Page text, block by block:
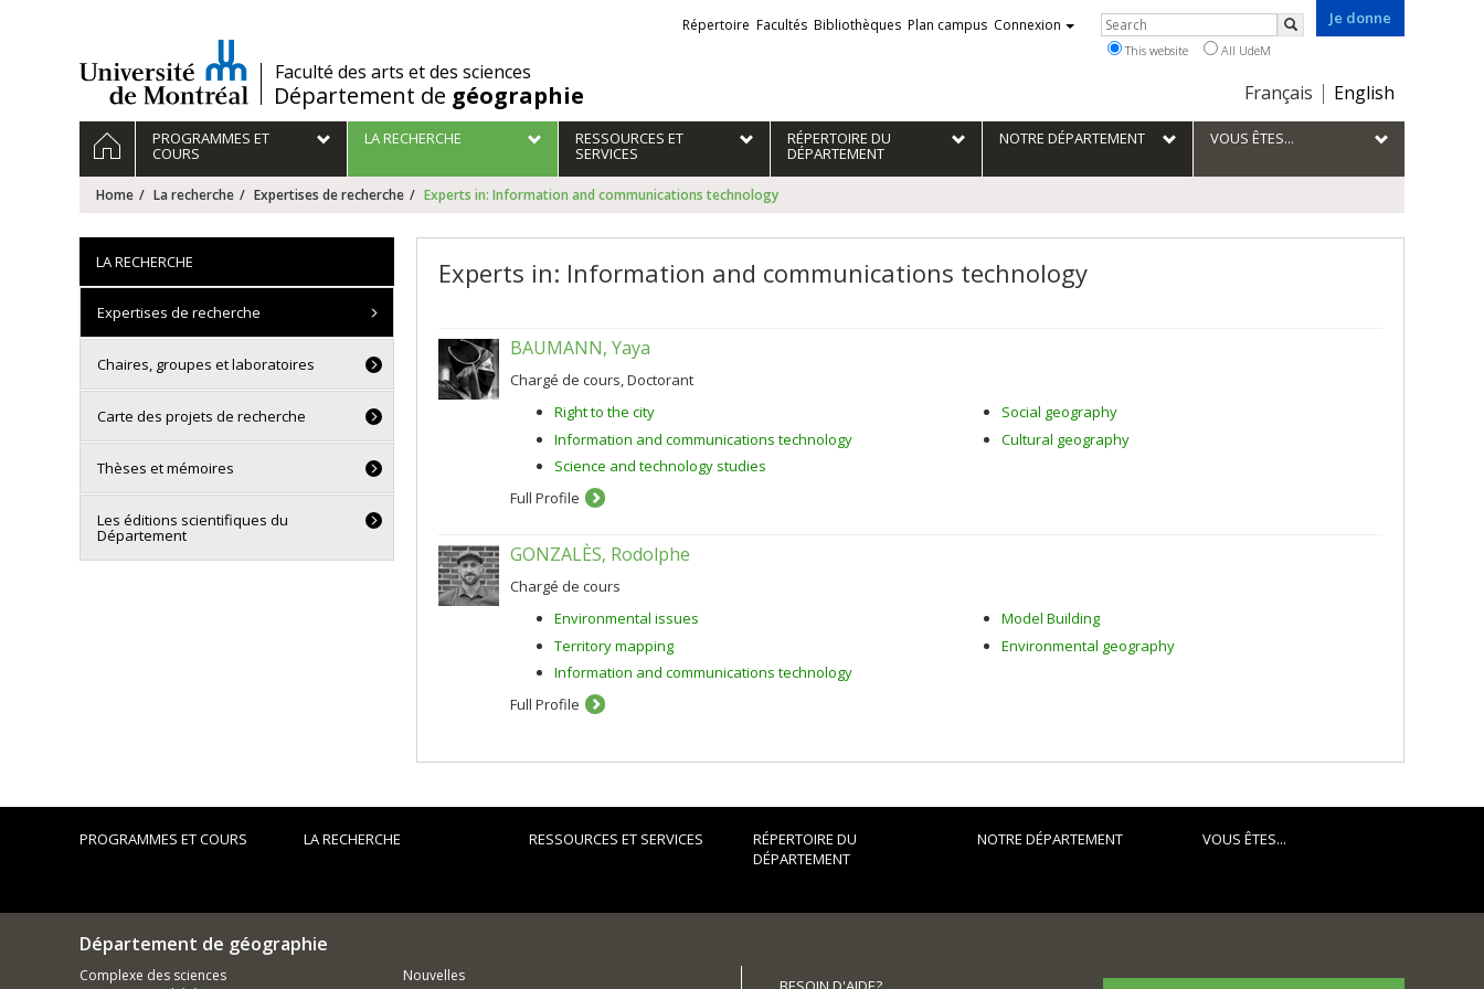
/Faculté des arts et des sciences
Département de géographie
Je donne
Choix
la
langue
Français English
Liens
externes
Répertoire Facultés Bibliothèques Plan campus Connexion Rechercher
Search
This website All UdeM
Navigation
principale
HOMEPROGRAMMES ET
COURS
LA RECHERCHE RESSOURCES ET
SERVICES
RÉPERTOIRE DU
DÉPARTEMENT
NOTRE DÉPARTEMENT VOUS ÊTES...
Home La recherche Expertises de recherche Experts in: Information and communications technology
Experts in: Information and communications technology
BAUMANN, Yaya
Chargé de cours, Doctorant
Right to the city
Information and communications technology
Science and technology studies
Social geography
Cultural geography
Full Profile
GONZALÈS, Rodolphe
Chargé de cours
Environmental issues
Territory mapping
Information and communications technology
Model Building
Environmental geography
Full Profile
LA RECHERCHE
Expertises de recherche
Chaires, groupes et laboratoires
Carte des projets de recherche
Thèses et mémoires
Les éditions scientifiques du
Département
PROGRAMMES ET COURS LA RECHERCHE RESSOURCES ET SERVICES
RÉPERTOIRE DU
DÉPARTEMENT
NOTRE DÉPARTEMENT VOUS ÊTES...
Département de géographie
Complexe des sciences
Nouvelles